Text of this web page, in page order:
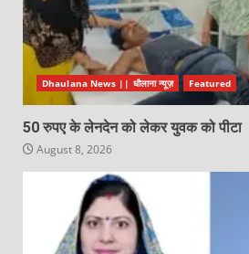
Dhaulana News || धौलाना न्यूज़ Featured
50 रुपए के लेनदेन को लेकर युवक को पीटा
August 8, 2026